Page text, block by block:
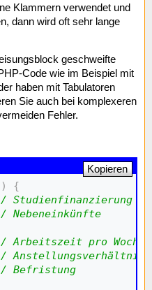
Klammern verwendet und
dann wird oft sehr lange
geschweifte
Code wie im Beispiel mit
haben mit Tabulatoren
Sie auch bei komplexeren
Fehler.
)
{
Studienfinanzierung
Nebeneinkünfte
Arbeitszeit pro Woche
Anstellungsverhältnis
Befristung
Kopieren